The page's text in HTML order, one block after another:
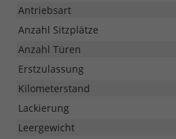
Antriebsart
Anzahl Sitzplätze
Anzahl Türen
Erstzulassung
Kilometerstand
Lackierung
Leergewicht